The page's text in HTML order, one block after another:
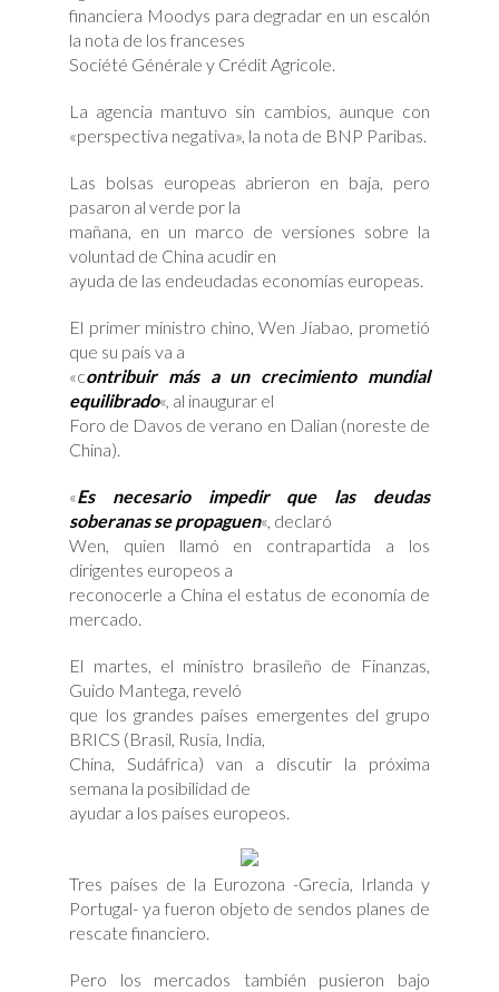
financiera Moodys para degradar en un escalón
la nota de los franceses
Société Générale y Crédit Agricole.
La agencia mantuvo sin cambios, aunque con
«perspectiva negativa», la nota de BNP Paribas.
Las bolsas europeas abrieron en baja, pero
pasaron al verde por la
mañana, en un marco de versiones sobre la
voluntad de China acudir en
ayuda de las endeudadas economías europeas.
El primer ministro chino, Wen Jiabao, prometió
que su país va a
«contribuir más a un crecimiento mundial
equilibrado«, al inaugurar el
Foro de Davos de verano en Dalian (noreste de
China).
«Es necesario impedir que las deudas
soberanas se propaguen«, declaró
Wen, quien llamó en contrapartida a los
dirigentes europeos a
reconocerle a China el estatus de economía de
mercado.
El martes, el ministro brasileño de Finanzas,
Guido Mantega, reveló
que los grandes países emergentes del grupo
BRICS (Brasil, Rusia, India,
China, Sudáfrica) van a discutir la próxima
semana la posibilidad de
ayudar a los países europeos.
Tres países de la Eurozona -Grecia, Irlanda y
Portugal- ya fueron objeto de sendos planes de
rescate financiero.
Pero los mercados también pusieron bajo